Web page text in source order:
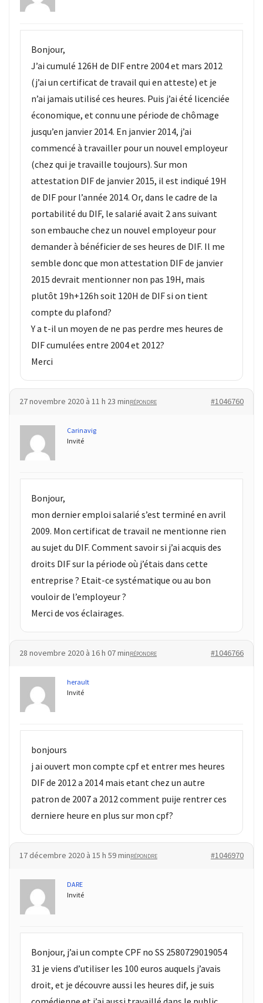
Bonjour,
J’ai cumulé 126H de DIF entre 2004 et mars 2012
(j’ai un certificat de travail qui en atteste) et je
n’ai jamais utilisé ces heures. Puis j’ai été licenciée
économique, et connu une période de chômage
jusqu’en janvier 2014. En janvier 2014, j’ai
commencé à travailler pour un nouvel employeur
(chez qui je travaille toujours). Sur mon
attestation DIF de janvier 2015, il est indiqué 19H
de DIF pour l’année 2014. Or, dans le cadre de la
portabilité du DIF, le salarié avait 2 ans suivant
son embauche chez un nouvel employeur pour
demander à bénéficier de ses heures de DIF. Il me
semble donc que mon attestation DIF de janvier
2015 devrait mentionner non pas 19H, mais
plutôt 19h+126h soit 120H de DIF si on tient
compte du plafond?
Y a t-il un moyen de ne pas perdre mes heures de
DIF cumulées entre 2004 et 2012?
Merci
27 novembre 2020 à 11 h 23 min #1046760
RÉPONDRE
Carinavig
Invité
Bonjour,
mon dernier emploi salarié s’est terminé en avril
2009. Mon certificat de travail ne mentionne rien
au sujet du DIF. Comment savoir si j’ai acquis des
droits DIF sur la période où j’étais dans cette
entreprise ? Etait-ce systématique ou au bon
vouloir de l’employeur ?
Merci de vos éclairages.
28 novembre 2020 à 16 h 07 min #1046766
RÉPONDRE
herault
Invité
bonjours
j ai ouvert mon compte cpf et entrer mes heures
DIF de 2012 a 2014 mais etant chez un autre
patron de 2007 a 2012 comment puije rentrer ces
derniere heure en plus sur mon cpf?
17 décembre 2020 à 15 h 59 min #1046970
RÉPONDRE
DARE
Invité
Bonjour, j’ai un compte CPF no SS 2580729019054
31 je viens d’utiliser les 100 euros auquels j’avais
droit, et je découvre aussi les heures dif, je suis